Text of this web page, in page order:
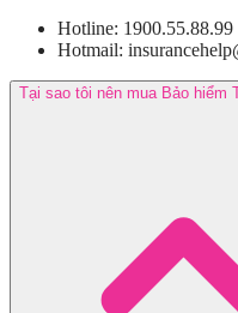
Hotline: 1900.55.88.99
Hotmail:
Tại sao tôi nên mua Bảo hiểm